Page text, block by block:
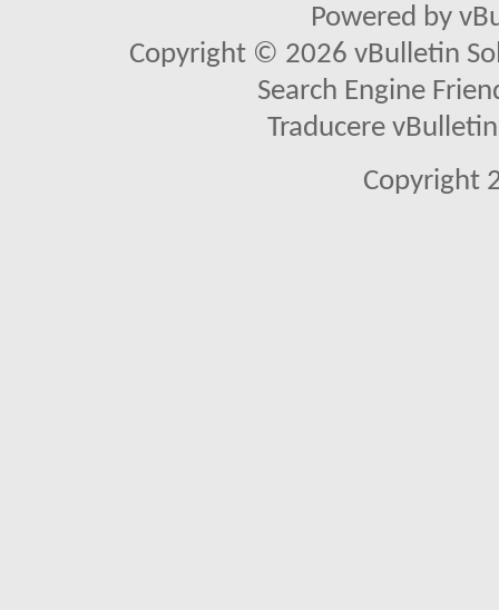
Powered by
Copyright © 2026 vBulletin
Search Engine
Traducere
Copyright